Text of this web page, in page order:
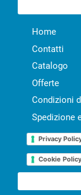
Home
Contatti
Catalogo
Offerte
Condizioni
Spedizione
Privacy
Cookie Policy